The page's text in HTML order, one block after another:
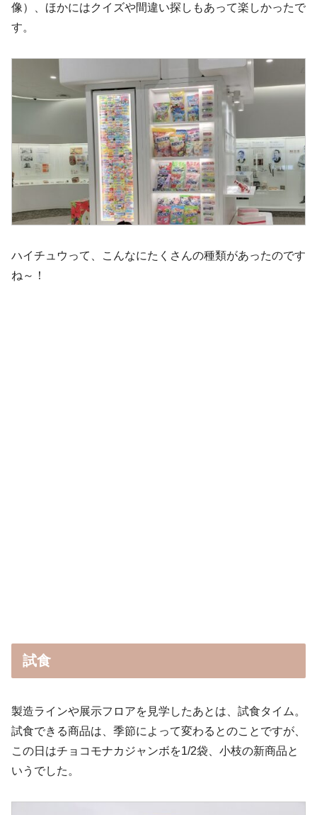
像）、ほかにはクイズや間違い探しもあって楽しかったで
す。
ハイチュウって、こんなにたくさんの種類があったのです
ね～！
試食
製造ラインや展示フロアを見学したあとは、試食タイム。
試食できる商品は、季節によって変わるとのことですが、
この日はチョコモナカジャンボを1/2袋、小枝の新商品と
いうでした。